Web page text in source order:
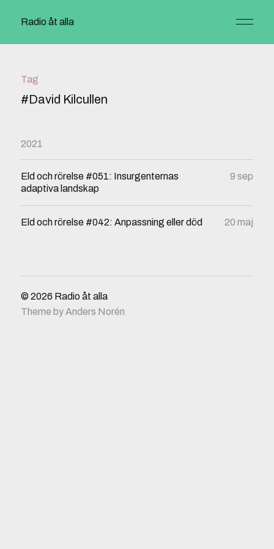
Radio åt alla
Tag
#David Kilcullen
2021
Eld och rörelse #051: Insurgenternas
adaptiva landskap
9 sep
Eld och rörelse #042: Anpassning eller död 20 maj
© 2026 Radio åt alla
Theme byAnders Norén